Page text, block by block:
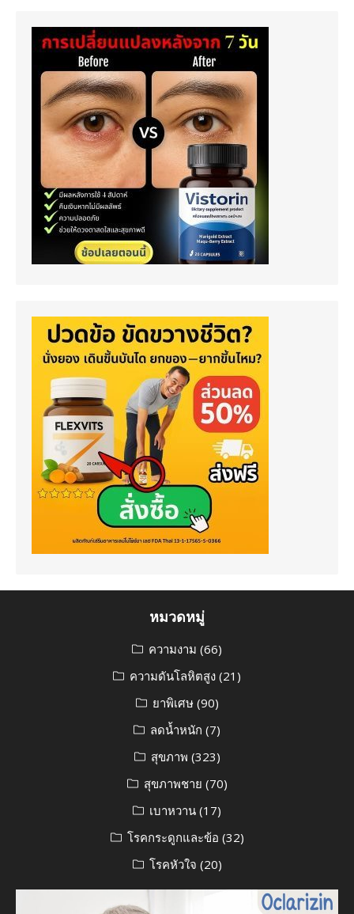
หมวดหมู่
ความงาม (66)
ความดันโลหิตสูง (21)
ยาพิเศษ(90)
ลดน้ำหนัก (7)
สุขภาพ (323)
สุขภาพชาย (70)
เบาหวาน (17)
โรคกระดูกและข้อ (32)
โรคหัวใจ (20)